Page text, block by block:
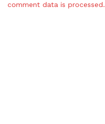
comment data is processed.